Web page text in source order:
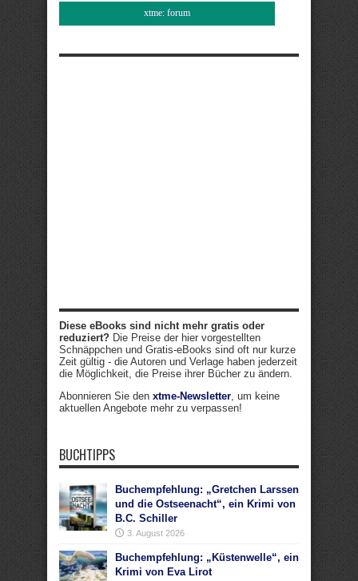
xtme: forum
Diese eBooks sind nicht mehr gratis oder
reduziert? Die Preise der hier vorgestellten
Schnäppchen und Gratis-eBooks sind oft nur kurze
Zeit gültig - die Autoren und Verlage haben jederzeit
die Möglichkeit, die Preise ihrer Bücher zu ändern.
Abonnieren Sie den xtme-Newsletter, um keine
aktuellen Angebote mehr zu verpassen!
BUCHTIPPS
Buchempfehlung: „Gretchen Larssen
und die Ostseenacht“, ein Krimi von
B.C. Schiller
3. August 2026
Buchempfehlung: „Küstenwelle“, ein
Krimi von Eva Lirot